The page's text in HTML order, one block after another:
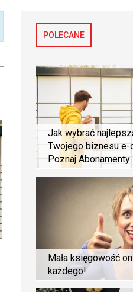
POLECANE
Jak wybrać
Twojego biznesu e-
Poznaj
Mała księgowość
każdego!